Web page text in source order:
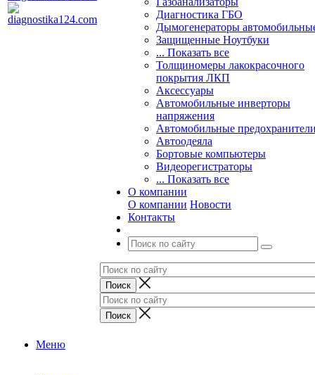
Диагностика ГБО
Дымогенераторы
Защищенные Ноутбуки
... Показать все
Толщиномеры лакокрасочного
покрытия ЛКП
Аксессуары
Автомобильные инверторы
напряжения
Автомобильные
Автоодеяла
Бортовые компьютеры
Видеорегистраторы
... Показать все
О компании
О компании Новости
Контакты
Меню